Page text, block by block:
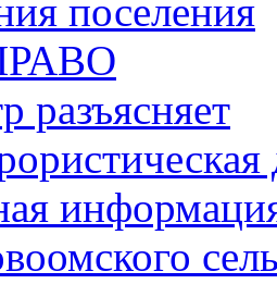
поселения
разъясняет